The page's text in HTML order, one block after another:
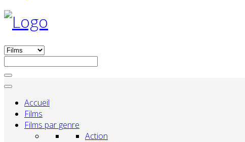
Accueil
Films
Films par genre
Action